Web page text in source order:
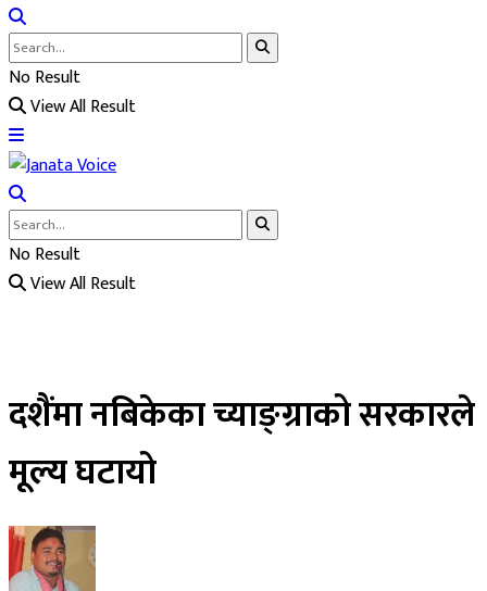
No Result
View All Result
No Result
View All Result
दशैंमा नबिकेका च्याङ्ग्राको सरकारले
मूल्य घटायो